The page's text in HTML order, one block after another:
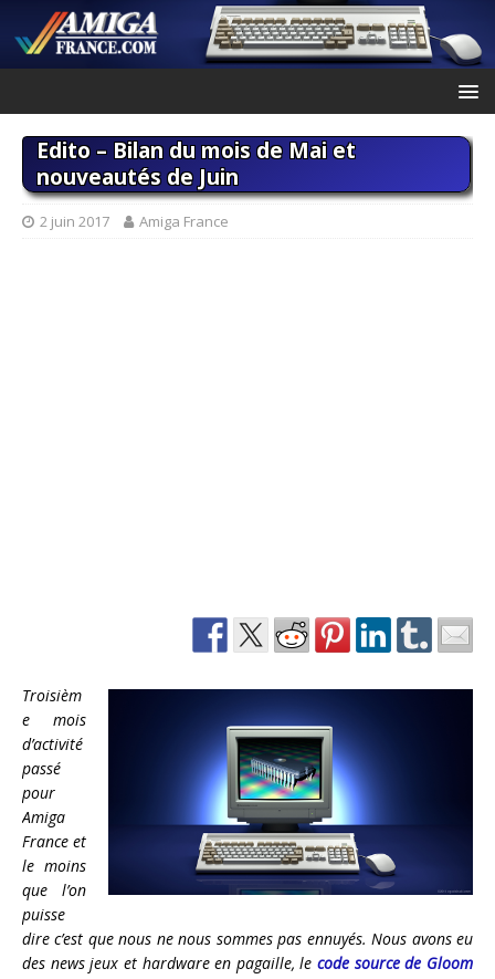
Edito – Bilan du mois de Mai et
nouveautés de Juin
2 juin 2017 Amiga France
Troisièm
e mois
d’activité
passé
pour
Amiga
France et
le moins
que l’on
puisse
dire c’est que nous ne nous sommes pas ennuyés. Nous avons eu
des news jeux et hardware en pagaille, lecode source de Gloom